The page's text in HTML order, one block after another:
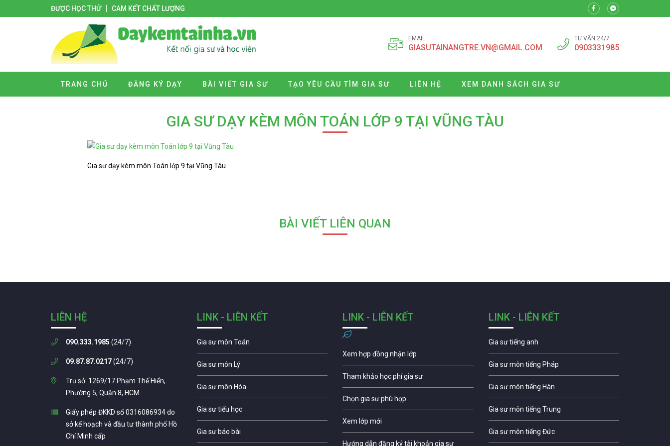
ĐƯỢC HỌC THỬ CAM KẾT CHẤT LƯỢNG
EMAIL
GIASUTAINANGTRE.VN@GMAIL.COM
TƯ VẤN 24/7
0903331985
TRANG CHỦ ĐĂNG KÝ DẠY BÀI VIẾT GIA SƯ TẠO YÊU CẦU TÌM GIA SƯ LIÊN HỆ XEM DANH SÁCH GIA SƯ
GIA SƯ DẠY KÈM MÔN TOÁN LỚP 9 TẠI VŨNG TÀU
Gia sư dạy kèm môn Toán lớp 9 tại Vũng Tàu
BÀI VIẾT LIÊN QUAN
LIÊN HỆ
090.333.1985 (24/7)
09.87.87.0217(24/7)
Trụ sở: 1269/17 Phạm Thế Hiển,
Phường 5, Quận 8, HCM
Giấy phép ĐKKD số 0316086934 do
sở kế hoạch và đầu tư thành phố Hồ
Chí Minh cấp
LINK - LIÊN KẾT
Gia sư môn Toán
Gia sư môn Lý
Gia sư môn Hóa
Gia sư tiểu học
Gia sư báo bài
LINK - LIÊN KẾT
Xem hợp đồng nhận lớp
Tham khảo học phí gia sư
Chọn gia sư phù hợp
Xem lớp mới
Hướng dẫn đăng ký tài khoản gia sư
LINK - LIÊN KẾT
Gia sư tiếng anh
Gia sư môn tiếng Pháp
Gia sư môn tiếng Hàn
Gia sư môn tiếng Trung
Gia sư môn tiếng Đức